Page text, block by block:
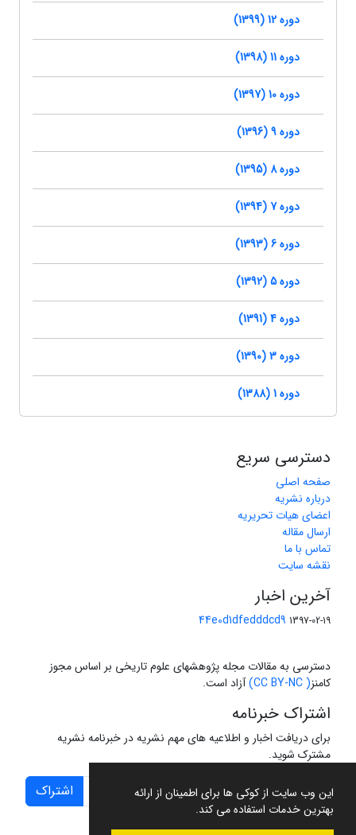
این وب سایت از کوکی ها برای اطمینان از ارائه
بهترین خدمات استفاده می کند.
دوره 12 (1399)
دوره 11 (1398)
دوره 10 (1397)
دوره 9 (1396)
دوره 8 (1395)
دوره 7 (1394)
دوره 6 (1393)
دوره 5 (1392)
دوره 4 (1391)
دوره 3 (1390)
دوره 1 (1388)
دسترسی سریع
صفحه اصلی
درباره نشریه
اعضای هیات تحریریه
ارسال مقاله
تماس با ما
نقشه سایت
آخرین اخبار
44e0d1dfedddcd9 1397-02-19
دسترسی به مقالات مجله پژوهشهای علوم تاریخی بر اساس مجوز
کامنز( CC BY-NC) آزاد است.
اشتراک خبرنامه
برای دریافت اخبار و اطلاعیه های مهم نشریه در خبرنامه نشریه
مشترک شوید.
اشتراک